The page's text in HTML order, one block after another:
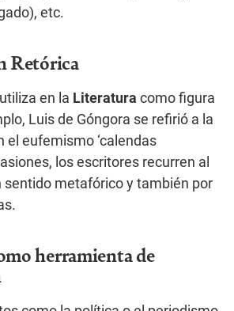
etc.
Retórica
en la Literatura como figura
Luis de Góngora se refirió a la
el eufemismo ‘calendas
los escritores recurren al
sentido metafórico y también por
herramienta de